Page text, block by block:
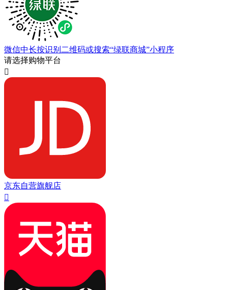
微信中长按识别二维码或搜索“绿联商城”小程序
请选择购物平台

京东自营旗舰店
